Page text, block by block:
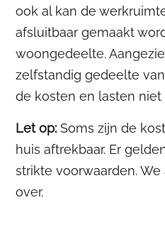
ook al kan de
afsluitbaar gemaakt
woongedeelte.
zelfstandig gedeelte
de kosten en lasten niet
Let op: Soms zijn de
huis aftrekbaar. Er
strikte voorwaarden.
over.